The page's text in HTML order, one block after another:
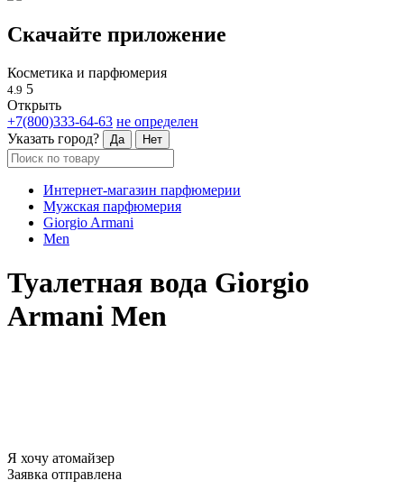
Скачайте приложение
Косметика и парфюмерия
4.9 5
Открыть
+7(800)333-64-63 не определен
Указать город?
Да Нет
Интернет-магазин парфюмерии
Мужская парфюмерия
Giorgio Armani
Men
Туалетная вода Giorgio
Armani Men
Я хочу атомайзер
Заявка отправлена